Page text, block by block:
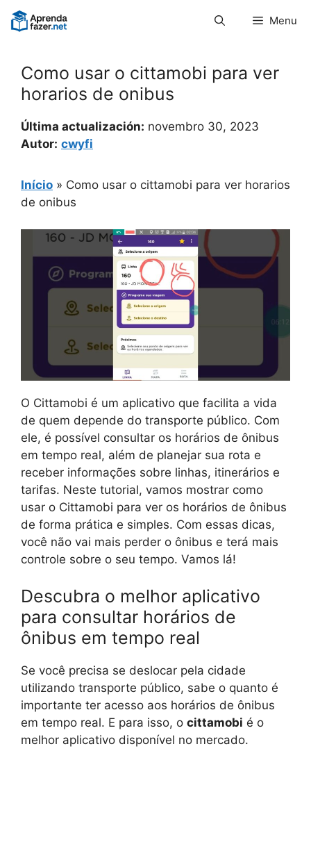
Pular
para
Menu
Como usar o cittamobi para ver
horarios de onibus
Última actualización: novembro 30, 2023
Autor: cwyfi
Início » Como usar o cittamobi para ver horarios
de onibus
O Cittamobi é um aplicativo que facilita a vida
de quem depende do transporte público. Com
ele, é possível consultar os horários de ônibus
em tempo real, além de planejar sua rota e
receber informações sobre linhas, itinerários e
tarifas. Neste tutorial, vamos mostrar como
usar o Cittamobi para ver os horários de ônibus
de forma prática e simples. Com essas dicas,
você não vai mais perder o ônibus e terá mais
controle sobre o seu tempo. Vamos lá!
Descubra o melhor aplicativo
para consultar horários de
ônibus em tempo real
Se você precisa se deslocar pela cidade
utilizando transporte público, sabe o quanto é
importante ter acesso aos horários de ônibus
em tempo real. E para isso, o cittamobi é o
melhor aplicativo disponível no mercado.